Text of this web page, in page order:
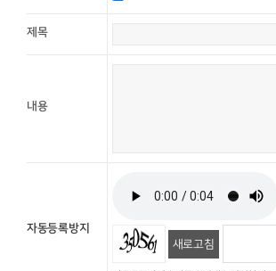
제목
내용
자동등록방지
새로고침